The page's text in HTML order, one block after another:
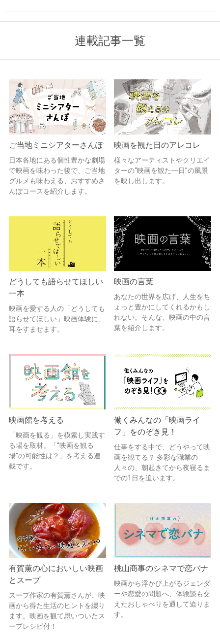
連載記事一覧
ご当地ミニシアターさんぽ
日本各地にある個性豊かな劇場
で映画を味わった後で、ご当地
グルメも味わえる、おすすめさ
んぽコースを紹介します。
映画を観た日のアレコレ
様々なアーティストやクリエイ
ターの“映画を観た一日”の風景
を映し出します。
どうしても語らせてほしい
一本
映画を愛する人の「どうしても
語らせてほしい」映画体験に、
耳をすませます。
映画の言葉
あなたの世界を広げ、人生をち
ょっと豊かにしてくれるかもし
れない。そんな、映画の中の言
葉を紹介します。
映画館を考える
「映画を観る」を模索し実践す
る場を取材。「“映画を観る
場”の可能性は？」を考える連
載です。
働くみんなの「映画ライ
フ」をのぞき見！
仕事をする中で、どうやって映
画を観てる？ 多彩な職業の
人々の、朝起きてから夜寝るま
での1日を追います。
有賀薫の心においしい映画
とスープ
スープ作家の有賀薫さんが、映
画から得た生活のヒントを綴り
ます。映画を観て思いついたス
ープレシピ付！
桃山商事のシネマで恋バナ
映画から浮かび上がるジェンダ
ーや恋愛の問題へ、体験談も交
えたおしゃべりを通して迫りま
す。